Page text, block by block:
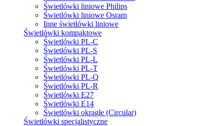
Świetlówki liniowe Philips
Świetlówki liniowe Osram
Inne świetlówki liniowe
Świetlówki kompaktowe
Świetlówki PL-C
Świetlówki PL-S
Świetlówki PL-L
Świetlówki PL-T
Świetlówki PL-Q
Świetlówki PL-R
Świetlówki E27
Świetlówki E14
Świetlówki okrągłe (Circular)
Świetlówki specjalistyczne